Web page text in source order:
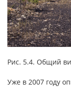
Рис. 5.4. Общий
Уже в 2007 году